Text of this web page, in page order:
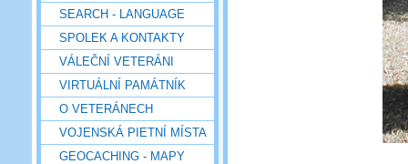
SEARCH - LANGUAGE
SPOLEK A KONTAKTY
VÁLEČNÍ VETERÁNI
VIRTUÁLNÍ PAMÁTNÍK
O VETERÁNECH
VOJENSKÁ PIETNÍ MÍSTA
GEOCACHING - MAPY